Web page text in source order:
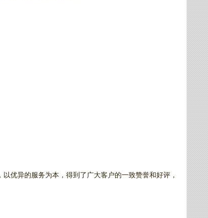
优异的服务为本，得到了广大客户的一致赞誉和好评，